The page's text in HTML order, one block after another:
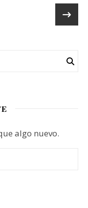
algo nuevo.